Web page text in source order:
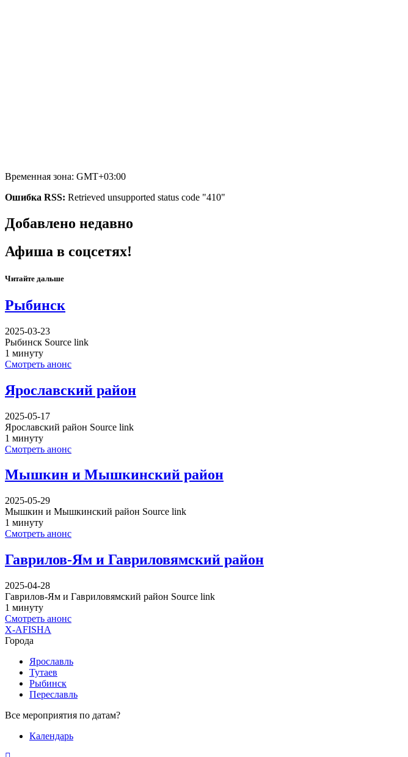
Временная зона: GMT+03:00
Ошибка RSS: Retrieved unsupported status code "410"
Добавлено недавно
Афиша в соцсетях!
Читайте дальше
Рыбинск
2025-03-23
Рыбинск Source link
1 минуту
Смотреть анонс
Ярославский район
2025-05-17
Ярославский район Source link
1 минуту
Смотреть анонс
Мышкин и Мышкинский район
2025-05-29
Мышкин и Мышкинский район Source link
1 минуту
Смотреть анонс
Гаврилов-Ям и Гавриловямский район
2025-04-28
Гаврилов-Ям и Гавриловямский район Source link
1 минуту
Смотреть анонс
X-AFISHA
Города
Ярославль
Тутаев
Рыбинск
Переславль
Все мероприятия по датам?
Календарь